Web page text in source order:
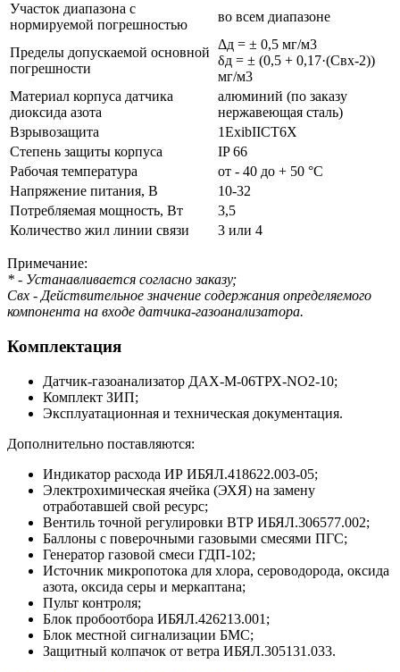
Участок диапазона с
нормируемой погрешностью
во всем диапазоне
Пределы допускаемой основной
погрешности
Δд = ± 0,5 мг/м3
δд = ± (0,5 + 0,17·(Свх-2))
мг/м3
Материал корпуса датчика
диоксида азота
алюминий (по заказу
нержавеющая сталь)
Взрывозащита
1ExibIICT6X
Степень защиты корпуса
IP 66
Рабочая температура
от - 40 до + 50 °С
Напряжение питания, В
10-32
Потребляемая мощность, Вт
3,5
Количество жил линии связи
3 или 4
Примечание:
* - Устанавливается согласно заказу;
Свх - Действительное значение содержания определяемого
компонента на входе датчика-газоанализатора.
Комплектация
Датчик-газоанализатор ДАХ-М-06ТРХ-NO2-10;
Комплект ЗИП;
Эксплуатационная и техническая документация.
Дополнительно поставляются:
Индикатор расхода ИР ИБЯЛ.418622.003-05;
Электрохимическая ячейка (ЭХЯ) на замену
отработавшей свой ресурс;
Вентиль точной регулировки ВТР ИБЯЛ.306577.002;
Баллоны с поверочными газовыми смесями ПГС;
Генератор газовой смеси ГДП-102;
Источник микропотока для хлора, сероводорода, оксида
азота, оксида серы и меркаптана;
Пульт контроля;
Блок пробоотбора ИБЯЛ.426213.001;
Блок местной сигнализации БМС;
Защитный колпачок от ветра ИБЯЛ.305131.033.